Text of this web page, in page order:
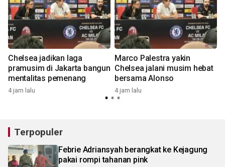
Chelsea jadikan laga
pramusim di Jakarta bangun
mentalitas pemenang
4 jam lalu
Marco Palestra yakin
Chelsea jalani musim hebat
bersama Alonso
4 jam lalu
Terpopuler
Febrie Adriansyah berangkat ke Kejagung
pakai rompi tahanan pink